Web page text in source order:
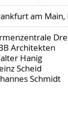
am Main,
Architekten
Hanig
Scheid
Schmidt